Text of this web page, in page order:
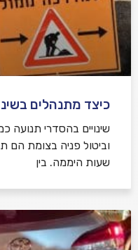
כיצד מתנהלים
שינויים בהסדרי תנועה
וביטול פניה בצומת הם
שעות היממה. בין